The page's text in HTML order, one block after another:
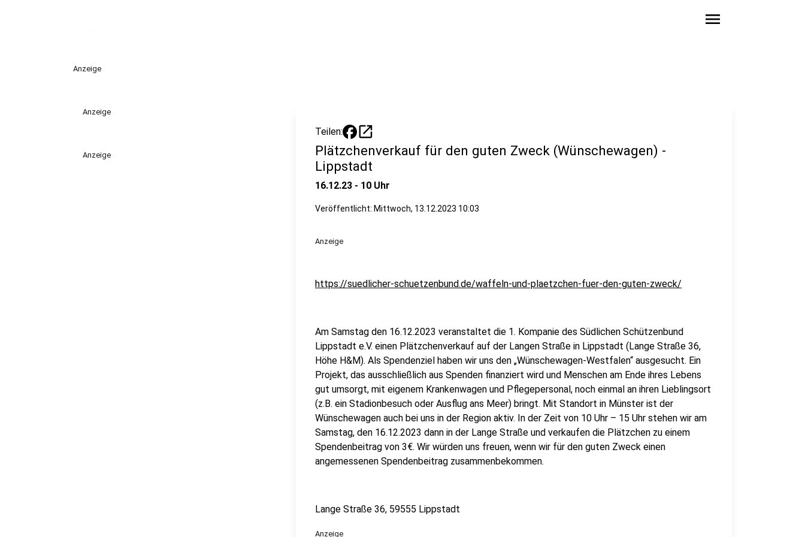
menu
Anzeige
Anzeige
Anzeige
Teilen: open_in_new
Plätzchenverkauf für den guten Zweck (Wünschewagen) -
Lippstadt
16.12.23 - 10 Uhr
Veröffentlicht: Mittwoch, 13.12.2023 10:03
Anzeige
https://suedlicher-schuetzenbund.de/waffeln-und-plaetzchen-fuer-den-guten-zweck/
Am Samstag den 16.12.2023 veranstaltet die 1. Kompanie des Südlichen Schützenbund
Lippstadt e.V. einen Plätzchenverkauf auf der Langen Straße in Lippstadt (Lange Straße 36,
Höhe H&M). Als Spendenziel haben wir uns den „Wünschewagen-Westfalen“ ausgesucht. Ein
Projekt, das ausschließlich aus Spenden finanziert wird und Menschen am Ende ihres Lebens
gut umsorgt, mit eigenem Krankenwagen und Pflegepersonal, noch einmal an ihren Lieblingsort
(z.B. ein Stadionbesuch oder Ausflug ans Meer) bringt. Mit Standort in Münster ist der
Wünschewagen auch bei uns in der Region aktiv. In der Zeit von 10 Uhr – 15 Uhr stehen wir am
Samstag, den 16.12.2023 dann in der Lange Straße und verkaufen die Plätzchen zu einem
Spendenbeitrag von 3€. Wir würden uns freuen, wenn wir für den guten Zweck einen
angemessenen Spendenbeitrag zusammenbekommen.
Lange Straße 36, 59555 Lippstadt
Anzeige